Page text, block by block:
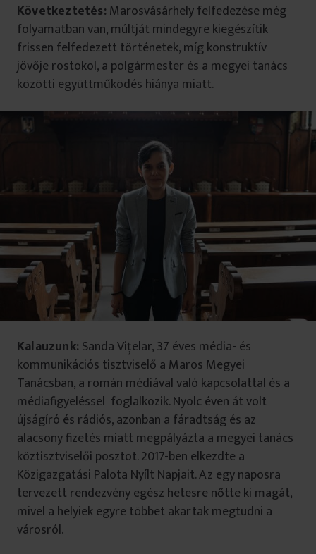
Következtetés: Marosvásárhely felfedezése még
folyamatban van, múltját mindegyre kiegészítik
frissen felfedezett történetek, míg konstruktív
jövője rostokol, a polgármester és a megyei tanács
közötti együttműködés hiánya miatt.
Kalauzunk: Sanda Viţelar, 37 éves média- és
kommunikációs tisztviselő a Maros Megyei
Tanácsban, a román médiával való kapcsolattal és a
médiafigyeléssel foglalkozik. Nyolc éven át volt
újságíró és rádiós, azonban a fáradtság és az
alacsony fizetés miatt megpályázta a megyei tanács
köztisztviselői posztot. 2017-ben elkezdte a
Közigazgatási Palota Nyílt Napjait. Az egy naposra
tervezett rendezvény egész hetesre nőtte ki magát,
mivel a helyiek egyre többet akartak megtudni a
városról.